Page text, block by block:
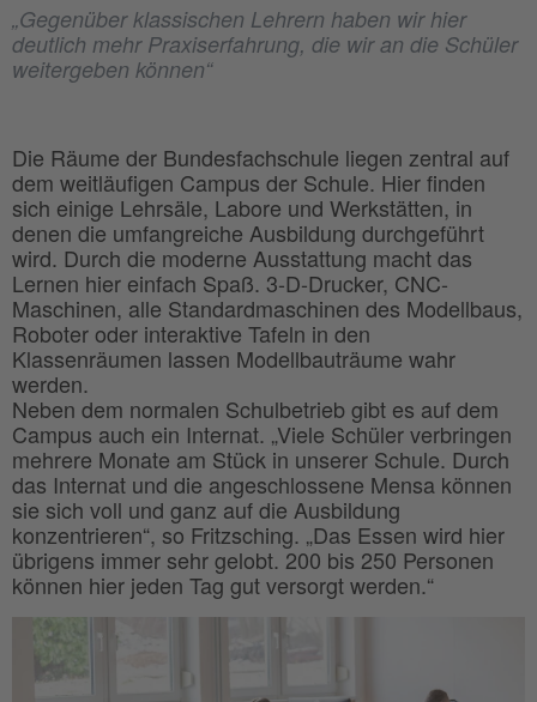
„Gegenüber klassischen Lehrern haben wir hier
deutlich mehr Praxiserfahrung, die wir an die Schüler
weitergeben können“
Die Räume der Bundesfachschule liegen zentral auf
dem weitläufigen Campus der Schule. Hier finden
sich einige Lehrsäle, Labore und Werkstätten, in
denen die umfangreiche Ausbildung durchgeführt
wird. Durch die moderne Ausstattung macht das
Lernen hier einfach Spaß. 3-D-Drucker, CNC-
Maschinen, alle Standardmaschinen des Modellbaus,
Roboter oder interaktive Tafeln in den
Klassenräumen lassen Modellbauträume wahr
werden.
Neben dem normalen Schulbetrieb gibt es auf dem
Campus auch ein Internat. „Viele Schüler verbringen
mehrere Monate am Stück in unserer Schule. Durch
das Internat und die angeschlossene Mensa können
sie sich voll und ganz auf die Ausbildung
konzentrieren“, so Fritzsching. „Das Essen wird hier
übrigens immer sehr gelobt. 200 bis 250 Personen
können hier jeden Tag gut versorgt werden.“